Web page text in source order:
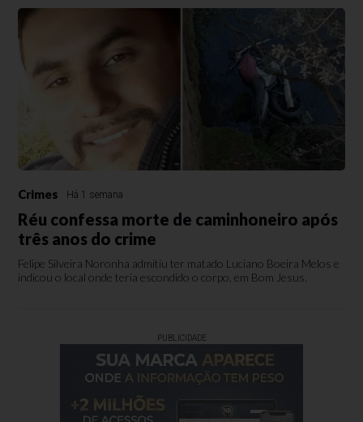
Crimes Há 1 semana
Réu confessa morte de caminhoneiro após
três anos do crime
Felipe Silveira Noronha admitiu ter matado Luciano Boeira Melos e
indicou o local onde teria escondido o corpo, em Bom Jesus.
PUBLICIDADE